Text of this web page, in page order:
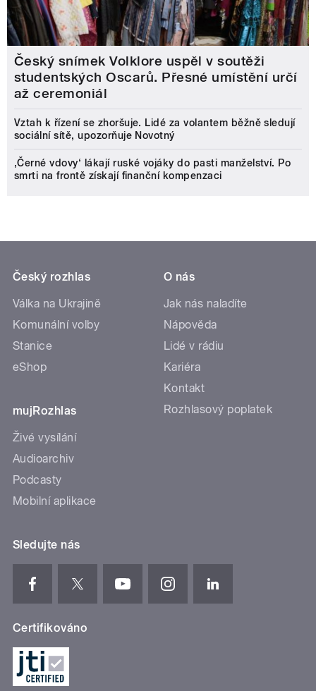
Český snímek Volklore uspěl v soutěži
studentských Oscarů. Přesné umístění určí
až ceremoniál
Vztah k řízení se zhoršuje. Lidé za volantem běžně sledují
sociální sítě, upozorňuje Novotný
‚Černé vdovy‘ lákají ruské vojáky do pasti manželství. Po
smrti na frontě získají finanční kompenzaci
Český rozhlas
Válka na Ukrajině
Komunální volby
Stanice
eShop
mujRozhlas
Živé vysílání
Audioarchiv
Podcasty
Mobilní aplikace
O nás
Jak nás naladíte
Nápověda
Lidé v rádiu
Kariéra
Kontakt
Rozhlasový poplatek
Sledujte nás
Certifikováno